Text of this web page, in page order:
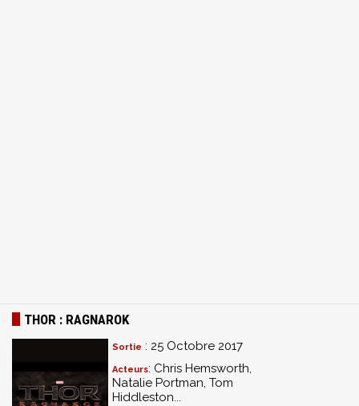
THOR : RAGNAROK
Sortie : 25 Octobre 2017
Acteurs: Chris Hemsworth,
Natalie Portman, Tom
Hiddleston...